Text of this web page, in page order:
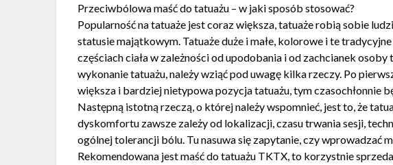
Przeciwbólowa maść do tatuażu – w jaki sposób stosować?
Popularność na tatuaże jest coraz większa, tatuaże robią sobie
statusie majątkowym. Tatuaże duże i małe, kolorowe i te
częściach ciała w zależności od upodobania i od zachcianek
wykonanie tatuażu, należy wziąć pod uwagę kilka rzeczy. Po
większa i bardziej nietypowa pozycja tatuażu, tym czasochłonnie
Następną istotną rzeczą, o której należy wspomnieć, jest to, że
dyskomfortu zawsze zależy od lokalizacji, czasu trwania sesji,
ogólnej tolerancji bólu. Tu nasuwa się zapytanie, czy wprowadzać
Rekomendowana jest maść do tatuażu TKTX, to korzystnie